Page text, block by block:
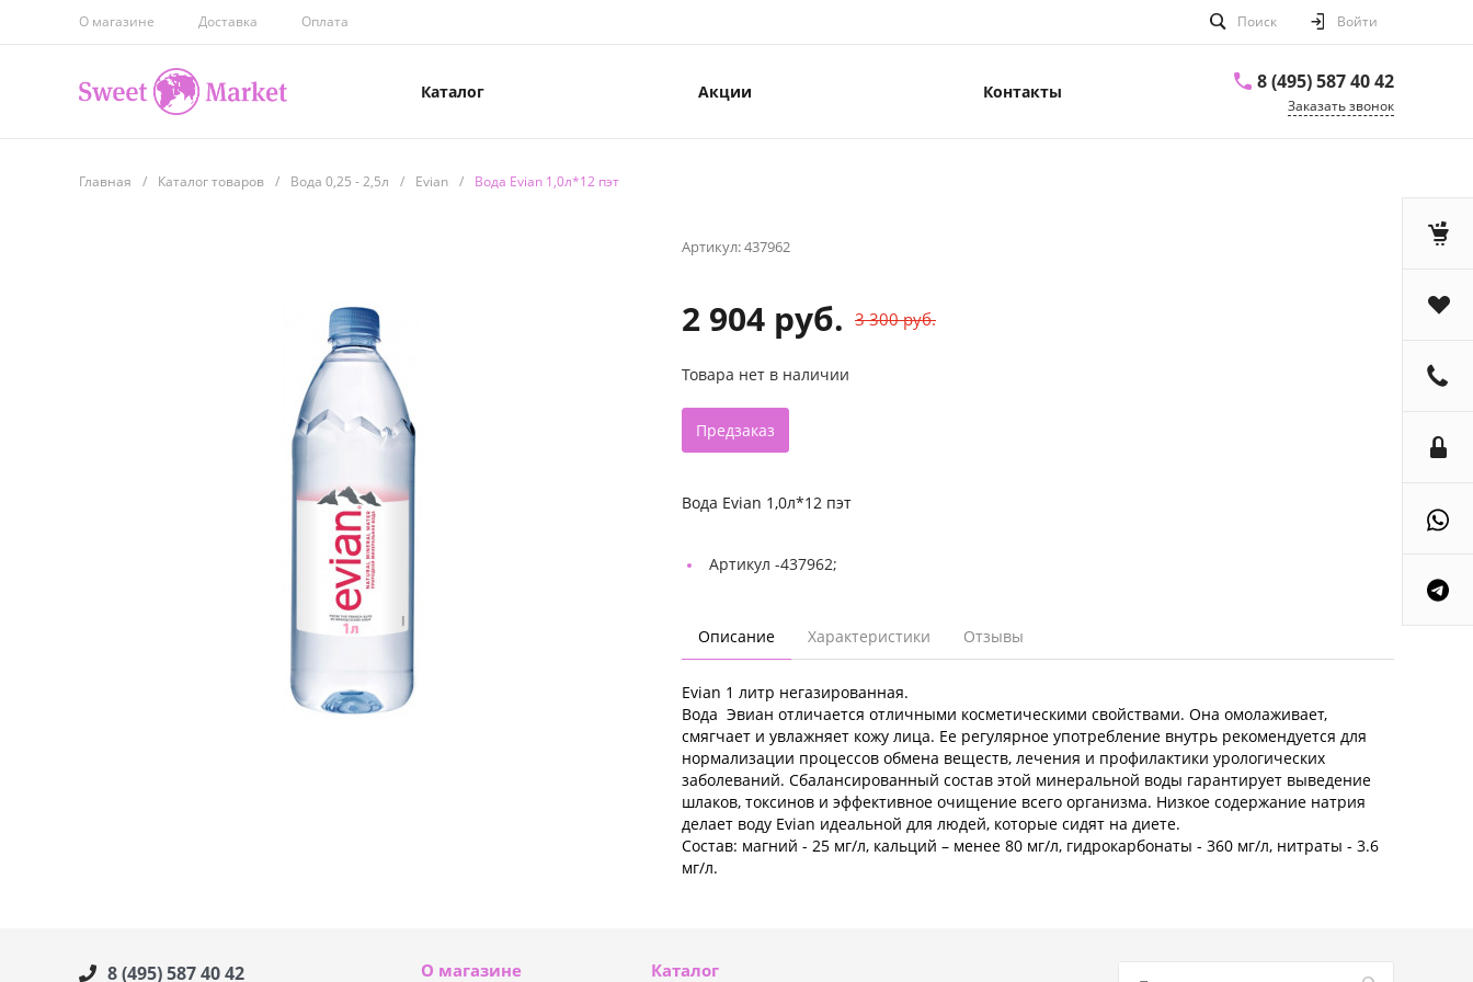
О магазине Доставка Оплата Поиск Войти
Каталог Акции Контакты 8 (495) 587 40 42
Заказать звонок
Главная / Каталог товаров / Вода 0,25 - 2,5л / Evian / Вода Evian 1,0л*12 пэт
Артикул:437962
2 904 руб. 3 300 руб.
Товара нет в наличии
Предзаказ
Вода Evian 1,0л*12 пэт
Артикул -437962;
Описание Характеристики Отзывы
Evian 1 литр негазированная.
Вода Эвиан отличается отличными косметическими свойствами. Она омолаживает,
смягчает и увлажняет кожу лица. Ее регулярное употребление внутрь рекомендуется для
нормализации процессов обмена веществ, лечения и профилактики урологических
заболеваний. Сбалансированный состав этой минеральной воды гарантирует выведение
шлаков, токсинов и эффективное очищение всего организма. Низкое содержание натрия
делает воду Evian идеальной для людей, которые сидят на диете.
Состав: магний - 25 мг/л, кальций – менее 80 мг/л, гидрокарбонаты - 360 мг/л, нитраты - 3.6
мг/л.
8 (495) 587 40 42 О магазине Каталог